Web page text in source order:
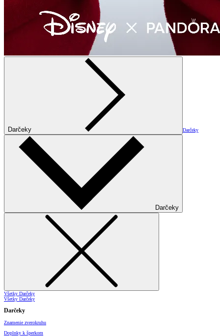
Darčeky Darčeky
Darčeky
Všetky Darčeky
Všetky Darčeky
Darčeky
Znamenie zverokruhu
Doplnky k šperkom